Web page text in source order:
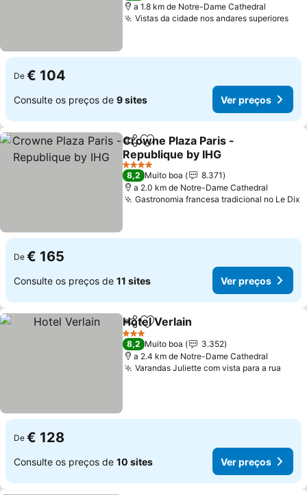
a 1.8 km de Notre-Dame Cathedral
Vistas da cidade nos andares superiores
De € 104
Consulte os preços de 9 sites Ver preços
PartilharAdicionar aos favoritos
Crowne Plaza Paris -
Republique by IHG
Ver preços
4 Estrelas
8,2 Muito boa
8.371
a 2.0 km de Notre-Dame Cathedral
Gastronomia francesa tradicional no Le Dix
De € 165
Consulte os preços de 11 sites Ver preços
PartilharAdicionar aos favoritos
Hotel Verlain
3 Estrelas
8,2 Muito boa
3.352
a 2.4 km de Notre-Dame Cathedral
Varandas Juliette com vista para a rua
De € 128
Consulte os preços de 10 sites Ver preços